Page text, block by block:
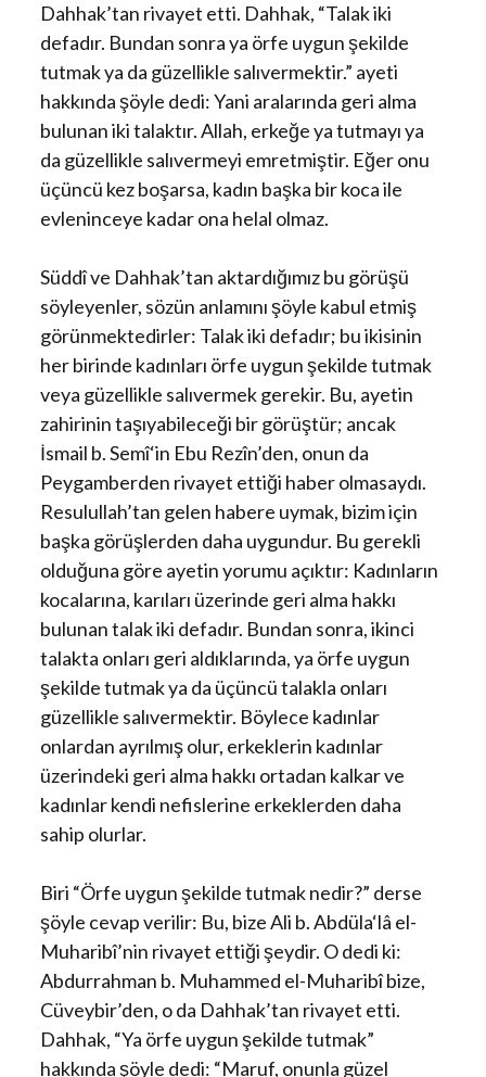
Dahhak’tan rivayet etti. Dahhak, “Talak iki
defadır. Bundan sonra ya örfe uygun şekilde
tutmak ya da güzellikle salıvermektir.” ayeti
hakkında şöyle dedi: Yani aralarında geri alma
bulunan iki talaktır. Allah, erkeğe ya tutmayı ya
da güzellikle salıvermeyi emretmiştir. Eğer onu
üçüncü kez boşarsa, kadın başka bir koca ile
evleninceye kadar ona helal olmaz.
Süddî ve Dahhak’tan aktardığımız bu görüşü
söyleyenler, sözün anlamını şöyle kabul etmiş
görünmektedirler: Talak iki defadır; bu ikisinin
her birinde kadınları örfe uygun şekilde tutmak
veya güzellikle salıvermek gerekir. Bu, ayetin
zahirinin taşıyabileceği bir görüştür; ancak
İsmail b. Semî‘in Ebu Rezîn’den, onun da
Peygamberden rivayet ettiği haber olmasaydı.
Resulullah’tan gelen habere uymak, bizim için
başka görüşlerden daha uygundur. Bu gerekli
olduğuna göre ayetin yorumu açıktır: Kadınların
kocalarına, karıları üzerinde geri alma hakkı
bulunan talak iki defadır. Bundan sonra, ikinci
talakta onları geri aldıklarında, ya örfe uygun
şekilde tutmak ya da üçüncü talakla onları
güzellikle salıvermektir. Böylece kadınlar
onlardan ayrılmış olur, erkeklerin kadınlar
üzerindeki geri alma hakkı ortadan kalkar ve
kadınlar kendi nefislerine erkeklerden daha
sahip olurlar.
Biri “Örfe uygun şekilde tutmak nedir?” derse
şöyle cevap verilir: Bu, bize Ali b. Abdüla‘lâ el-
Muharibî’nin rivayet ettiği şeydir. O dedi ki:
Abdurrahman b. Muhammed el-Muharibî bize,
Cüveybir’den, o da Dahhak’tan rivayet etti.
Dahhak, “Ya örfe uygun şekilde tutmak”
hakkında şöyle dedi: “Maruf, onunla güzel